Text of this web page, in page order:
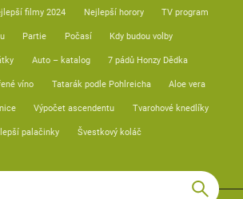
filmy 2024 Nejlepší horory TV program
Partie Počasí Kdy budou volby
Auto – katalog 7 pádů Honzy Dědka
víno Tatarák podle Pohlreicha Aloe vera
Výpočet ascendentu Tvarohové knedlíky
palačinky Švestkový koláč